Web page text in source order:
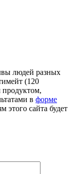
людей разных
(120
продуктом,
в форме
этого сайта будет